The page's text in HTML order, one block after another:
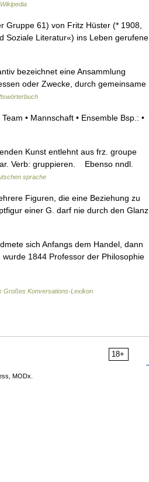
61) von Fritz Hüster (* 1908,
Soziale Literatur«) ins Leben gerufene
bezeichnet eine Ansammlung
oder Zwecke, durch gemeinsame
• Mannschaft • Ensemble Bsp.: •
Kunst entlehnt aus frz. groupe
Verb: gruppieren. Ebenso nndl.
sprache
Figuren, die eine Beziehung zu
einer G. darf nie durch den Glanz
sich Anfangs dem Handel, dann
1844 Professor der Philosophie
Großes Konversations-Lexikon
18+
MODx.